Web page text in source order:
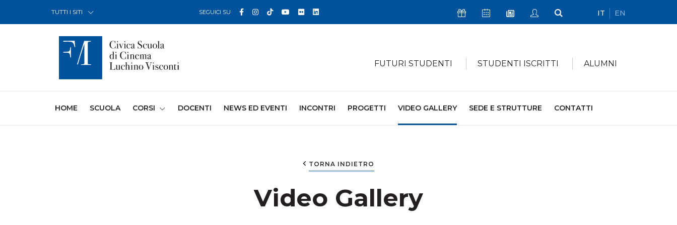
TUTTI I SITI SEGUICI SU Facebook
Instagram
TikTokYouTube
FlickrLinkedin Icona SostieniciIcona Calendario Eventi
Icona Newsletter
Icona My Civica
Icona Cerca
IT EN
FUTURI STUDENTI STUDENTI ISCRITTI ALUMNI
HOME (CURRENT)
SCUOLA CORSI DOCENTI NEWS ED EVENTI INCONTRI PROGETTI VIDEO GALLERY SEDE E STRUTTURE CONTATTI
TORNA INDIETRO
Video Gallery